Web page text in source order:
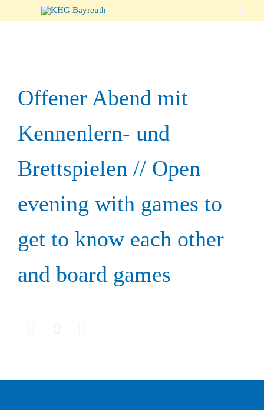

Offener Abend mit
Kennenlern- und
Brettspielen // Open
evening with games to
get to know each other
and board games